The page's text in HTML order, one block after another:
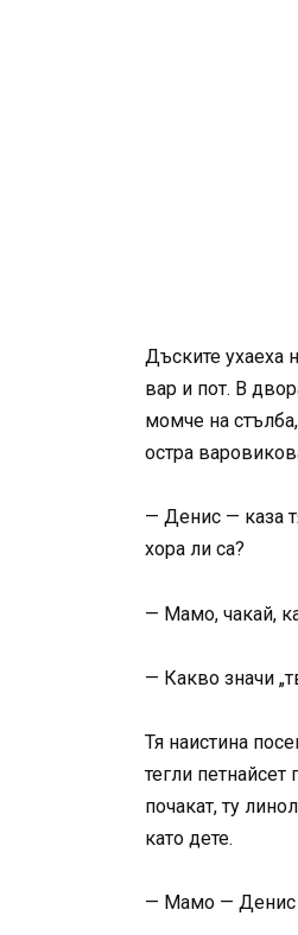
Дъските ухаеха
вар и пот. В
момче на
остра
— Денис — каза
хора ли са?
— Мамо, чакай,
— Какво значи
Тя наистина
тегли петнайсет
почакат, ту
като дете.
— Мамо — Денис